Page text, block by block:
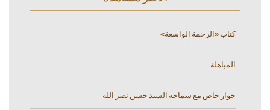
كتاب «الرحمة الواسعة»
المباهلة
حوار خاص مع سماحة السيد حسن نصر الله